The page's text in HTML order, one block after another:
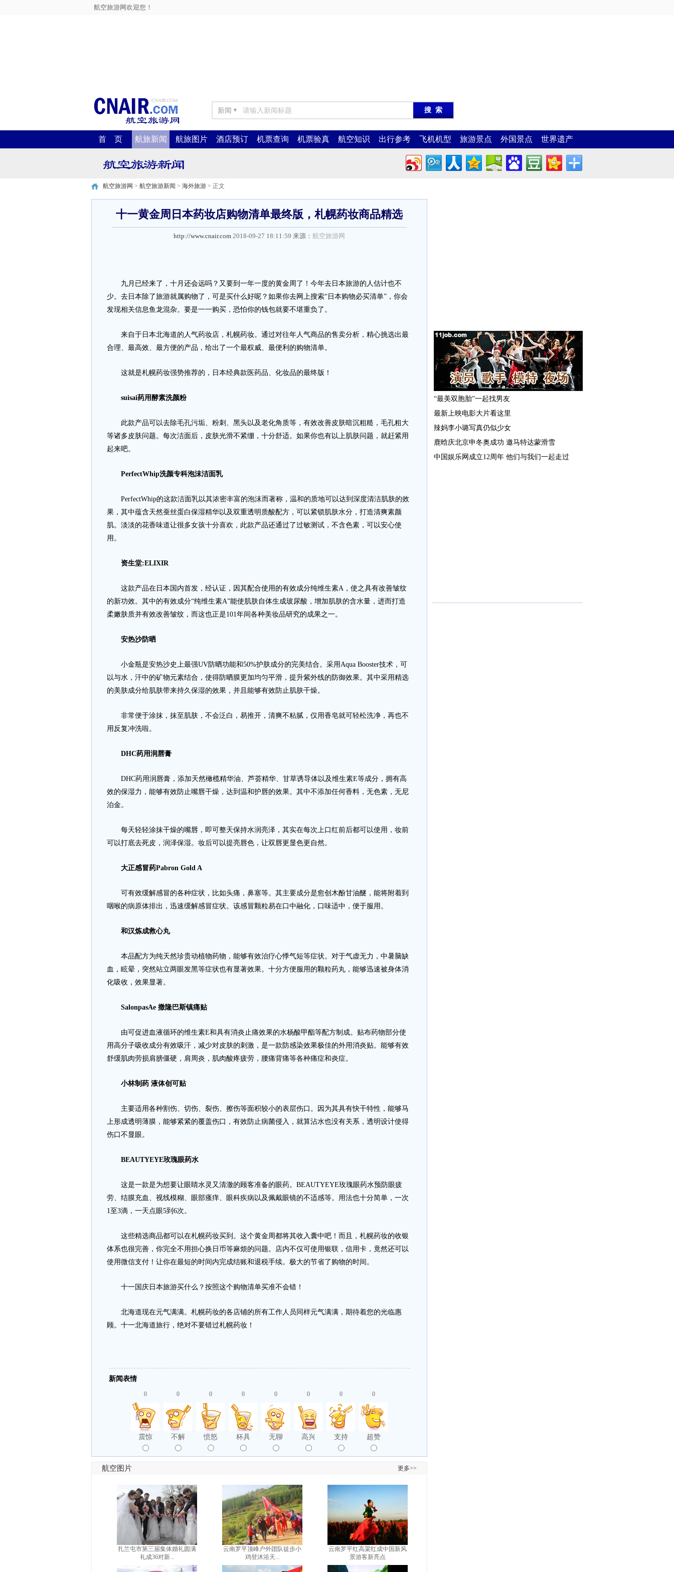
航空旅游网欢迎您！
新闻 ▼
首 页 航旅新闻 航旅图片 酒店预订 机票查询 机票验真 航空知识 出行参考 飞机机型 旅游景点 外国景点 世界遗产
航空旅游网 > 航空旅游新闻 > 海外旅游 > 正文
十一黄金周日本药妆店购物清单最终版，札幌药妆商品精选
http://www.cnair.com 2018-09-27 18:11:59 来源： 航空旅游网
九月已经来了，十月还会远吗？又要到一年一度的黄金周了！今年去日本旅游的人估计也不
少。去日本除了旅游就属购物了，可是买什么好呢？如果你去网上搜索“日本购物必买清单”，你会
发现相关信息鱼龙混杂。要是一一购买，恐怕你的钱包就要不堪重负了。
来自于日本北海道的人气药妆店，札幌药妆。通过对往年人气商品的售卖分析，精心挑选出最
合理、最高效、最方便的产品，给出了一个最权威、最便利的购物清单。
这就是札幌药妆强势推荐的，日本经典款医药品、化妆品的最终版！
suisai药用酵素洗颜粉
此款产品可以去除毛孔污垢、粉刺、黑头以及老化角质等，有效改善皮肤暗沉粗糙，毛孔粗大
等诸多皮肤问题。每次洁面后，皮肤光滑不紧绷，十分舒适。如果你也有以上肌肤问题，就赶紧用
起来吧。
PerfectWhip洗颜专科泡沫洁面乳
PerfectWhip的这款洁面乳以其浓密丰富的泡沫而著称，温和的质地可以达到深度清洁肌肤的效
果，其中蕴含天然蚕丝蛋白保湿精华以及双重透明质酸配方，可以紧锁肌肤水分，打造清爽素颜
肌。淡淡的花香味道让很多女孩十分喜欢，此款产品还通过了过敏测试，不含色素，可以安心使
用。
资生堂:ELIXIR
这款产品在日本国内首发，经认证，因其配合使用的有效成分纯维生素A，使之具有改善皱纹
的新功效。其中的有效成分“纯维生素A”能使肌肤自体生成玻尿酸，增加肌肤的含水量，进而打造
柔嫩肤质并有效改善皱纹，而这也正是101年间各种美妆品研究的成果之一。
安热沙防晒
小金瓶是安热沙史上最强UV防晒功能和50%护肤成分的完美结合。采用Aqua Booster技术，可
以与水，汗中的矿物元素结合，使得防晒膜更加均匀平滑，提升紫外线的防御效果。其中采用精选
的美肤成分给肌肤带来持久保湿的效果，并且能够有效防止肌肤干燥。
非常便于涂抹，抹至肌肤，不会泛白，易推开，清爽不粘腻，仅用香皂就可轻松洗净，再也不
用反复冲洗啦。
DHC药用润唇膏
DHC药用润唇膏，添加天然橄榄精华油、芦荟精华、甘草诱导体以及维生素E等成分，拥有高
效的保湿力，能够有效防止嘴唇干燥，达到温和护唇的效果。其中不添加任何香料，无色素，无尼
泊金。
每天轻轻涂抹干燥的嘴唇，即可整天保持水润亮泽，其实在每次上口红前后都可以使用，妆前
可以打底去死皮，润泽保湿。妆后可以提亮唇色，让双唇更显色更自然。
大正感冒药Pabron Gold A
可有效缓解感冒的各种症状，比如头痛，鼻塞等。其主要成分是愈创木酚甘油醚，能将附着到
咽喉的病原体排出，迅速缓解感冒症状。该感冒颗粒易在口中融化，口味适中，便于服用。
和汉炼成救心丸
本品配方为纯天然珍贵动植物药物，能够有效治疗心悸气短等症状。对于气虚无力，中暑脑缺
血，眩晕，突然站立两眼发黑等症状也有显著效果。十分方便服用的颗粒药丸，能够迅速被身体消
化吸收，效果显著。
SalonpasAe 撒隆巴斯镇痛贴
由可促进血液循环的维生素E和具有消炎止痛效果的水杨酸甲酯等配方制成。贴布药物部分使
用高分子吸收成分有效吸汗，减少对皮肤的刺激，是一款防感染效果极佳的外用消炎贴。能够有效
舒缓肌肉劳损肩膀僵硬，肩周炎，肌肉酸疼疲劳，腰痛背痛等各种痛症和炎症。
小林制药 液体创可贴
主要适用各种割伤、切伤、裂伤、擦伤等面积较小的表层伤口。因为其具有快干特性，能够马
上形成透明薄膜，能够紧紧的覆盖伤口，有效防止病菌侵入，就算沾水也没有关系，透明设计使得
伤口不显眼。
BEAUTYEYE玫瑰眼药水
这是一款是为想要让眼睛水灵又清澈的顾客准备的眼药。BEAUTYEYE玫瑰眼药水预防眼疲
劳、结膜充血、视线模糊、眼部瘙痒、眼科疾病以及佩戴眼镜的不适感等。用法也十分简单，一次
1至3滴，一天点眼5到6次。
这些精选商品都可以在札幌药妆买到。这个黄金周都将其收入囊中吧！而且，札幌药妆的收银
体系也很完善，你完全不用担心换日币等麻烦的问题。店内不仅可使用银联，信用卡，竟然还可以
使用微信支付！让你在最短的时间内完成结账和退税手续。极大的节省了购物的时间。
十一国庆日本旅游买什么？按照这个购物清单买准不会错！
北海道现在元气满满。札幌药妆的各店铺的所有工作人员同样元气满满，期待着您的光临惠
顾。十一北海道旅行，绝对不要错过札幌药妆！
新闻表情
0
震惊
0
不解
0
愤怒
0
杯具
0
无聊
0
高兴
0
支持
0
超赞
航空图片 更多>>
扎兰屯市第三届集体婚礼圆满
礼成36对新...
云南罗平顶峰户外团队徒步小
鸡登沐浴天...
云南罗平红高粱红成中国新风
景游客新亮点